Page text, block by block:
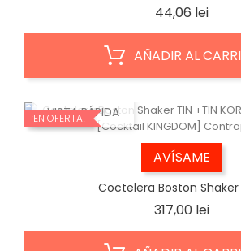
44,06 leiPrecio
AÑADIR AL
VISTA RÁPIDA
¡EN OFERTA!
AVÍSAME
Coctelera Boston Shaker
317,00 leiPrecio